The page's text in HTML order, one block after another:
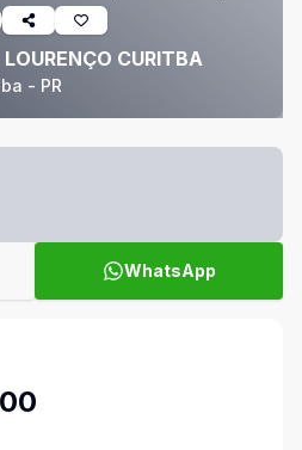
CURITBA
- PR
WhatsApp